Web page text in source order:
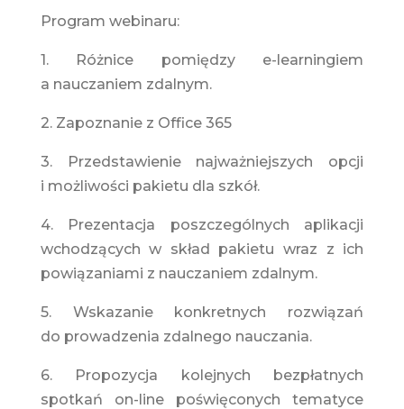
Program webinaru:
1. Różnice pomiędzy e-learningiem
a nauczaniem zdalnym.
2. Zapoznanie z Office 365
3. Przedstawienie najważniejszych opcji
i możliwości pakietu dla szkół.
4. Prezentacja poszczególnych aplikacji
wchodzących w skład pakietu wraz z ich
powiązaniami z nauczaniem zdalnym.
5. Wskazanie konkretnych rozwiązań
do prowadzenia zdalnego nauczania.
6. Propozycja kolejnych bezpłatnych
spotkań on-line poświęconych tematyce